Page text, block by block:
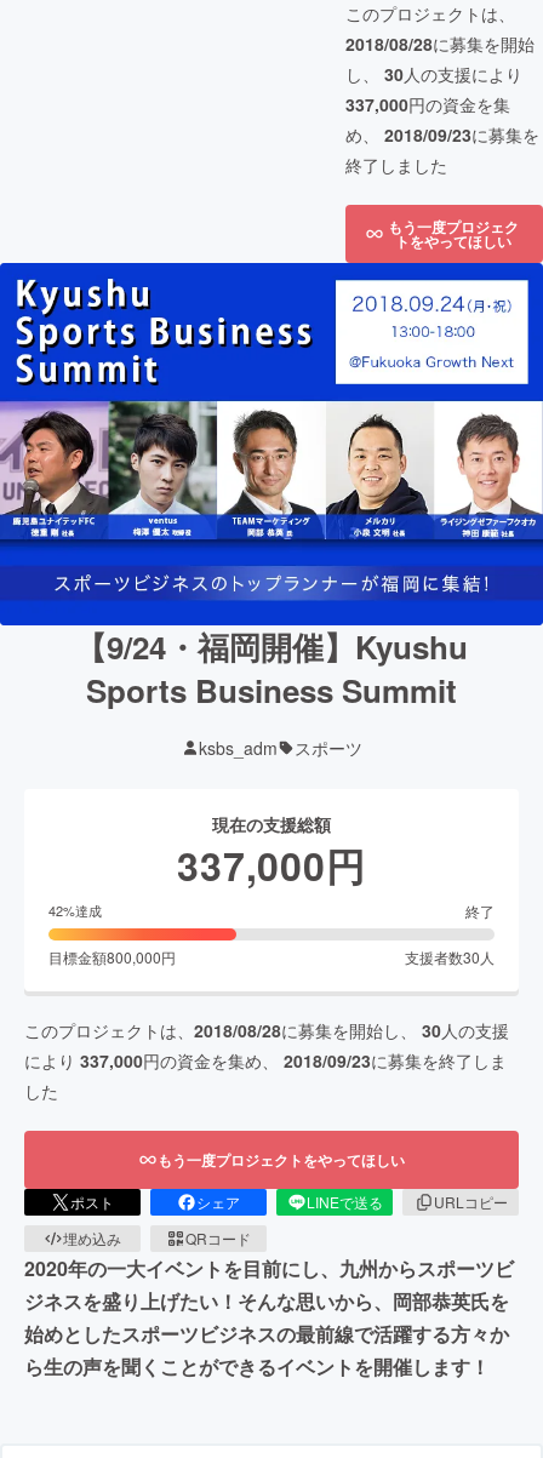
このプロジェクトは、
2018/08/28に募集を開始
し、 30人の支援により
337,000円の資金を集
め、 2018/09/23に募集を
終了しました
もう一度プロジェク
トをやってほしい
【9/24・福岡開催】Kyushu
Sports Business Summit
ksbs_adm スポーツ
現在の支援総額
337,000円
42%達成 終了
目標金額800,000円 支援者数30 人
このプロジェクトは、 2018/08/28に募集を開始し、 30人の支援
により 337,000円の資金を集め、 2018/09/23に募集を終了しま
した
もう一度プロジェクトをやってほしい
ポスト シェア LINEで送る
URLコピー
埋め込み
QRコード
2020年の一大イベントを目前にし、九州からスポーツビ
ジネスを盛り上げたい！そんな思いから、岡部恭英氏を
始めとしたスポーツビジネスの最前線で活躍する方々か
ら生の声を聞くことができるイベントを開催します！